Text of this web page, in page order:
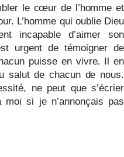
le cœur de l’homme et
L’homme qui oublie Dieu
incapable d’aimer son
urgent de témoigner de
puisse en vivre. Il en
salut de chacun de nous.
ne peut que s’écrier
si je n’annonçais pas